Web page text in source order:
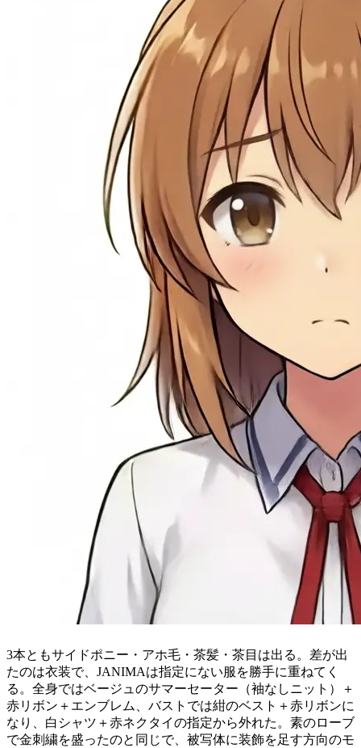
3本ともサイドポニー・アホ毛・茶髪・茶目は出る。差が出
たのは衣装で、JANIMAは指定にない服を勝手に重ねてく
る。全身ではベージュのサマーセーター（袖なしニット）＋
赤リボン＋エンブレム、バストでは紺のベスト＋赤リボンに
なり、白シャツ＋赤ネクタイの指定から外れた。素のローブ
で金刺繍を盛ったのと同じで、被写体に装飾を足す方向のモ